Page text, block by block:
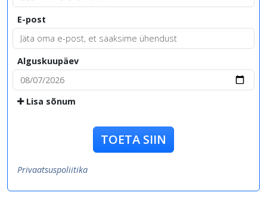
E-post
Alguskuupäev
Lisa sõnum
TOETA SIIN
Privaatsuspoliitika